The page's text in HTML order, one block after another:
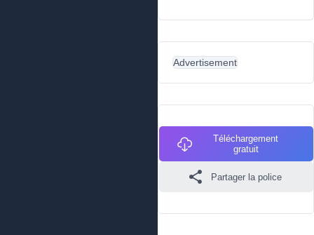
Advertisement
Téléchargement
gratuit
Partager la police